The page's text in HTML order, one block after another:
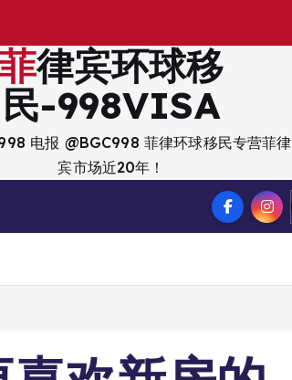
菲律宾环球移
民-998VISA
电报 @BGC998 菲律环球移民专营菲律
宾市场近20年！